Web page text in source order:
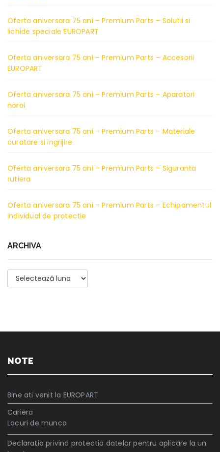
Oferta aniversara 75 ani – Premium Parts – Solutii si
lichide speciale EUROPART
Oferta aniversara 75 ani – Premium Parts – Accesorii
EUROPART
Oferta aniversara 75 ani – Premium Parts – Aparatori
noroi
Oferta aniversara 75 ani – Premium Parts – Materiale
curatare si ingrijire
Oferta aniversara 75 ani – Premium Parts – Siguranta
rutiera
Oferta aniversara 75 ani – Premium Parts – Echipamentul
individual de protectie
ARCHIVA
Archiva
NOTE
Bine ati venit la EUROPART
Cariera
Locuri de munca
Declaratia privind protectia datelor pentru aplicare la un